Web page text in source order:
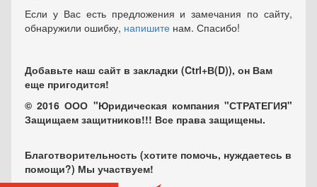
Если у Вас есть предложения и замечания по сайту,
обнаружили ошибку, напишите нам. Спасибо!
Добавьте наш сайт в закладки (Ctrl+В(D)), он Вам
еще пригодится!
© 2016 ООО "Юридическая компания "СТРАТЕГИЯ"
Защищаем защитников!!! Все права защищены.
Благотворительность (хотите помочь, нуждаетесь в
помощи?) Мы участвуем!